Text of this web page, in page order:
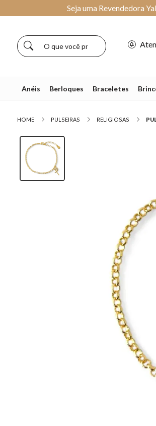
Seja uma Revendedora
Anéis Berloques Braceletes
HOME PULSEIRAS RELIGIOSAS